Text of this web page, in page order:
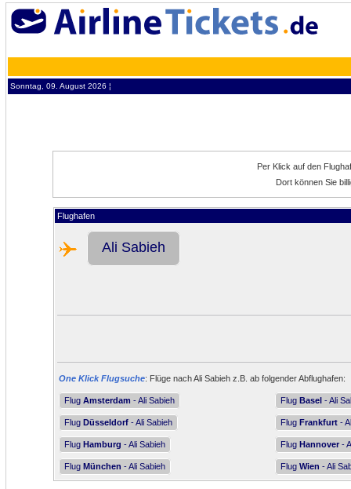
Sonntag, 09. August 2026 ¦
Per Klick auf den
Dort können Sie
Flughafen
Ali Sabieh
One Klick Flugsuche: Flüge nach Ali Sabieh z.B. ab folgender Abflughafen:
Flug Amsterdam - Ali Sabieh Flug Basel - Ali
Flug Düsseldorf - Ali Sabieh Flug Frankfurt -
Flug Hamburg - Ali Sabieh Flug Hannover -
Flug München - Ali Sabieh Flug Wien - Ali